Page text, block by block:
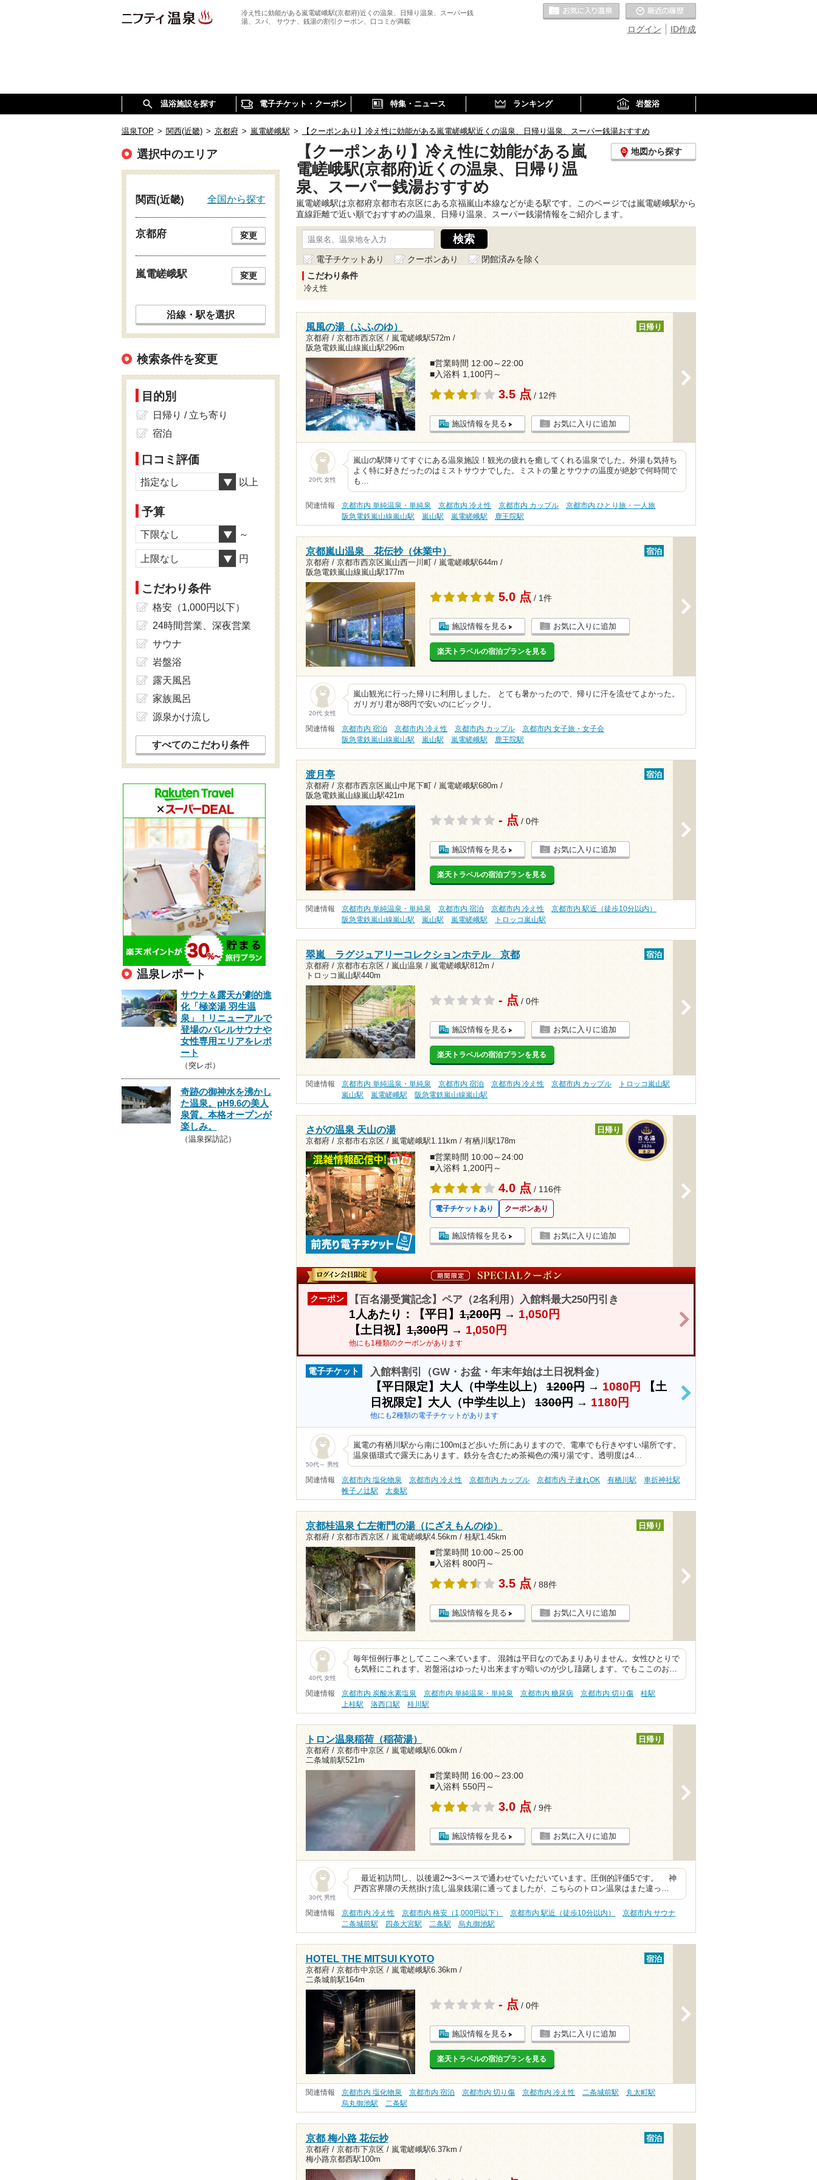
冷え性に効能がある嵐電嵯峨駅(京都府)近くの温泉、日帰り温泉、スーパー銭
湯、スパ、 サウナ、銭湯の割引クーポン、口コミが満載
ID作成
ログイン
お気に入りの温泉
温浴施設を探す 電子チケット・クーポン 特集・ニュース ランキング 岩盤浴
温泉TOP > 関西(近畿) > 京都府 > 嵐電嵯峨駅 > 【クーポンあり】冷え性に効能がある嵐電嵯峨駅近くの温泉、日帰り温泉、スーパー銭湯おすすめ
【クーポンあり】冷え性に効能がある嵐
電嵯峨駅(京都府)近くの温泉、日帰り温
泉、スーパー銭湯おすすめ
地図から探す
嵐電嵯峨駅は京都府京都市右京区にある京福嵐山本線などが走る駅です。このページでは嵐電嵯峨駅から
直線距離で近い順でおすすめの温泉、日帰り温泉、スーパー銭湯情報をご紹介します。
電子チケットあり クーポンあり
閉館済みを除く
こだわり条件
冷え性
風風の湯（ふふのゆ）
京都府 / 京都市西京区 / 嵐電嵯峨駅572m /
阪急電鉄嵐山線嵐山駅296m
日帰り
■営業時間 12:00～22:00
■入浴料 1,100円～
3.5 点 / 12件
施設情報を見る お気に入りに追加
20代 女性
嵐山の駅降りてすぐにある温泉施設！観光の疲れを癒してくれる温泉でした。外湯も気持ち
よく特に好きだったのはミストサウナでした。ミストの量とサウナの温度が絶妙で何時間で
も…
関連情報 京都市内 単純温泉・単純泉 京都市内 冷え性 京都市内 カップル
京都市内 ひとり旅・一人旅
阪急電鉄嵐山線嵐山駅
嵐山駅 嵐電嵯峨駅 鹿王院駅
京都嵐山温泉 花伝抄（休業中）
京都府 / 京都市西京区嵐山西一川町 / 嵐電嵯峨駅644m /
阪急電鉄嵐山線嵐山駅177m
宿泊
5.0 点 / 1件
施設情報を見る お気に入りに追加
楽天トラベルの宿泊プランを見る
20代 女性
嵐山観光に行った帰りに利用しました。 とても暑かったので、帰りに汗を流せてよかった。
ガリガリ君が88円で安いのにビックリ。
関連情報 京都市内 宿泊 京都市内 冷え性 京都市内 カップル
京都市内 女子旅・女子会
阪急電鉄嵐山線嵐山駅
嵐山駅 嵐電嵯峨駅 鹿王院駅
渡月亭
京都府 / 京都市西京区嵐山中尾下町 / 嵐電嵯峨駅680m /
阪急電鉄嵐山線嵐山駅421m
宿泊
- 点 / 0件
施設情報を見る お気に入りに追加
楽天トラベルの宿泊プランを見る
関連情報 京都市内 単純温泉・単純泉 京都市内 宿泊 京都市内 冷え性
京都市内 駅近（徒歩10分以内）
阪急電鉄嵐山線嵐山駅
嵐山駅 嵐電嵯峨駅 トロッコ嵐山駅
翠嵐 ラグジュアリーコレクションホテル 京都
京都府 / 京都市右京区 / 嵐山温泉 / 嵐電嵯峨駅812m /
トロッコ嵐山駅440m
宿泊
- 点 / 0件
施設情報を見る お気に入りに追加
楽天トラベルの宿泊プランを見る
関連情報 京都市内 単純温泉・単純泉 京都市内 宿泊 京都市内 冷え性 京都市内 カップル
トロッコ嵐山駅
嵐山駅
嵐電嵯峨駅 阪急電鉄嵐山線嵐山駅
さがの温泉 天山の湯
京都府 / 京都市右京区 / 嵐電嵯峨駅1.11km / 有栖川駅178m
日帰り
■営業時間 10:00～24:00
■入浴料 1,200円～
4.0 点 / 116件
電子チケットあり クーポンあり
施設情報を見る お気に入りに追加
クーポン 【百名湯受賞記念】ペア（2名利用）入館料最大250円引き
1人あたり：【平日】1,200円→ 1,050円
【土日祝】1,300円→ 1,050円
他にも1種類のクーポンがあります
電子チケット 入館料割引（GW・お盆・年末年始は土日祝料金）
【平日限定】大人（中学生以上）1200円→ 1080円
【土
日祝限定】大人（中学生以上）1300円→ 1180円
他にも2種類の電子チケットがあります
>
50代～ 男性
嵐電の有栖川駅から南に100mほど歩いた所にありますので、電車でも行きやすい場所です。
温泉循環式で露天にあります。鉄分を含むため茶褐色の濁り湯です。透明度は4…
関連情報 京都市内 塩化物泉 京都市内 冷え性 京都市内 カップル 京都市内 子連れOK 有栖川駅
車折神社駅
帷子ノ辻駅
太秦駅
京都桂温泉 仁左衛門の湯（にざえもんのゆ）
京都府 / 京都市西京区 / 嵐電嵯峨駅4.56km / 桂駅1.45km
日帰り
■営業時間 10:00～25:00
■入浴料 800円～
3.5 点 / 88件
施設情報を見る お気に入りに追加
40代 女性
毎年恒例行事としてここへ来ています。 混雑は平日なのであまりありません。女性ひとりで
も気軽にこれます。岩盤浴はゆったり出来ますが暗いのが少し躊躇します。でもここのお…
関連情報 京都市内 炭酸水素塩泉 京都市内 単純温泉・単純泉 京都市内 糖尿病 京都市内 切り傷
桂駅
上桂駅
洛西口駅 桂川駅
トロン温泉稲荷（稲荷湯）
京都府 / 京都市中京区 / 嵐電嵯峨駅6.00km /
二条城前駅521m
日帰り
■営業時間 16:00～23:00
■入浴料 550円～
3.0 点 / 9件
施設情報を見る お気に入りに追加
30代 男性
最近初訪問し、以後週2〜3ペースで通わせていただいています。圧倒的評価5です。 神
戸西宮界隈の天然掛け流し温泉銭湯に通ってましたが、こちらのトロン温泉はまた違っ…
関連情報 京都市内 冷え性 京都市内 格安（1,000円以下） 京都市内 駅近（徒歩10分以内）
京都市内 サウナ
二条城前駅
四条大宮駅 二条駅 烏丸御池駅
HOTEL THE MITSUI KYOTO
京都府 / 京都市中京区 / 嵐電嵯峨駅6.36km /
二条城前駅164m
宿泊
- 点 / 0件
施設情報を見る お気に入りに追加
楽天トラベルの宿泊プランを見る
関連情報 京都市内 塩化物泉 京都市内 宿泊 京都市内 切り傷 京都市内 冷え性 二条城前駅
丸太町駅
烏丸御池駅
二条駅
京都 梅小路 花伝抄
京都府 / 京都市下京区 / 嵐電嵯峨駅6.37km /
梅小路京都西駅100m
宿泊
選択中のエリア
関西(近畿) 全国から探す
京都府 変更
嵐電嵯峨駅 変更
沿線・駅を選択
検索条件を変更
目的別
日帰り / 立ち寄り
宿泊
口コミ評価
指定なし 以上
予算
下限なし ～
上限なし 円
こだわり条件
格安（1,000円以下）
24時間営業、深夜営業
サウナ
岩盤浴
露天風呂
家族風呂
源泉かけ流し
すべてのこだわり条件
温泉レポート
サウナ＆露天が劇的進
化「極楽湯 羽生温
泉」！リニューアルで
登場のバレルサウナや
女性専用エリアをレポ
ート
（突レポ）
奇跡の御神水を沸かし
た温泉。pH9.6の美人
泉質。本格オープンが
楽しみ。
（温泉探訪記）